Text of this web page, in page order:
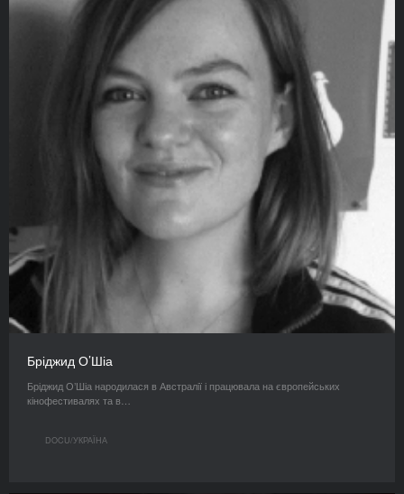
Бріджид О’Шіа
Бріджид О’Шіа народилася в Австралії і працювала на європейських
кінофестивалях та в…
DOCU/УКРАЇНА